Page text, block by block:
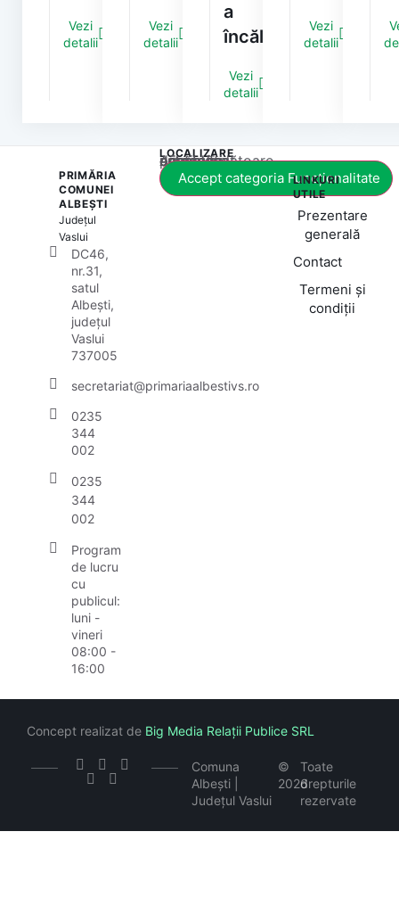
Vezi
detalii
Vezi
detalii
a
încălcărilor
Vezi
detalii
Vezi
detalii
PRIMĂRIA
COMUNEI
ALBEȘTI
Județul
Vaslui
DC46,
nr.31,
satul
Albești,
județul
Vaslui
737005
secretariat@primariaalbestivs.ro
0235
344
002
0235
344
002
Program
de lucru
cu
publicul:
luni -
vineri
08:00 -
16:00
LOCALIZARE
Acest conținut este blocat până când acceptați categoria corespunzătoare de cookie-uri.
Accept categoria Funcționalitate
LINKURI
UTILE
Prezentare
generală
Contact
Termeni și
condiții
Comuna
Albești |
Județul Vaslui
©
2026
Toate
drepturile
rezervate
Concept realizat de Big Media Relații Publice SRL